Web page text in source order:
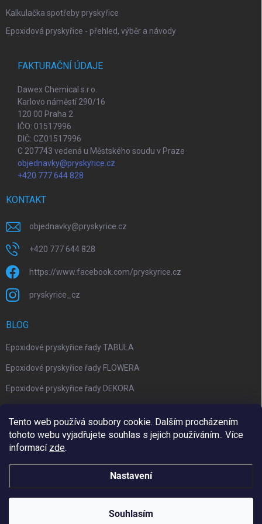
Tento web používá soubory cookie. Dalším procházením
tohoto webu vyjadřujete souhlas s jejich používáním.. Více
informací zde.
Nastavení
Souhlasím
Kalkulačka spotřeby pryskyřice
Epoxidová pryskyřice - přehled, výběr a návody
FAKTURAČNÍ ÚDAJE
Dawex Chemical s.r.o.
Karlovo náměstí 290/16
120 00 Praha 2
IČO: 01517996
DIČ: CZ01517996
C 207743 vedená u Městského soudu v Praze
objednavky@pryskyrice.cz
+420 777 644 828
KONTAKT
objednavky@pryskyrice.cz
+420 777 644 828
https://www.facebook.com/pryskyrice.cz
pryskyrice_cz
BLOG
Epoxidové pryskyřice řady TABULA
Epoxidové pryskyřice řady FLOWERA
Epoxidové pryskyřice řady DEKORA
Copyright 2026Pryskyřice.cz. Všechna práva vyhrazena.Upravit
nastavení cookies